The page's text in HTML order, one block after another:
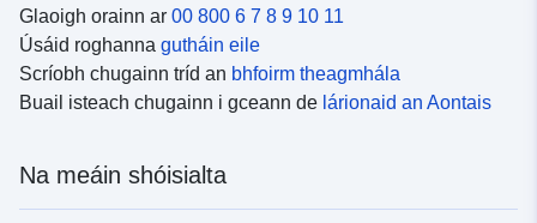
Glaoigh orainn ar 00 800 6 7 8 9 10 11
Úsáid roghanna gutháin eile
Scríobh chugainn tríd an bhfoirm theagmhála
Buail isteach chugainn i gceann de lárionaid an Aontais
Na meáin shóisialta